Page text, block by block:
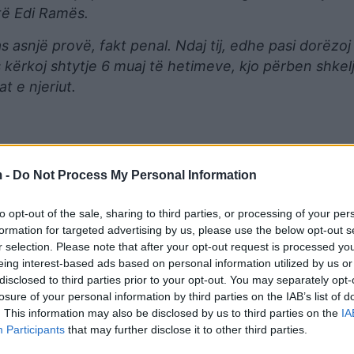
- Do Not Process My Personal Information
opt-out of the sale, sharing to third parties, or processing of your
for targeted advertising by us, please use the below opt-out
selection. Please note that after your opt-out request is processed
interest-based ads based on personal information utilized by us
to third parties prior to your opt-out. You may separately
of your personal information by third parties on the IAB’s list of
This information may also be disclosed by us to third parties on the
Participants that may further disclose it to other third parties.
Edi Ramës.
asnjë provë, fakt penal. Ndaj tij, edhe pasi dorëzoj
shtytje 6 muaj të hetimeve, kjo përben
e njeriut.
e diktaturave midis të gjithave është
vetëm dorëzojnë dosje në gjykatë pa fakt penal